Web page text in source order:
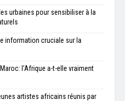
urbaines pour sensibiliser à la
information cruciale sur la
l'Afrique a-t-elle vraiment
artistes africains réunis par